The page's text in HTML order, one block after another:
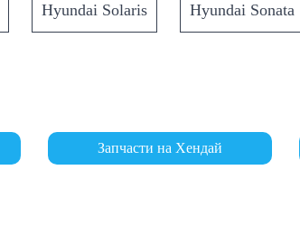
Hyundai Solaris Hyundai Sonata
Запчасти на Хендай